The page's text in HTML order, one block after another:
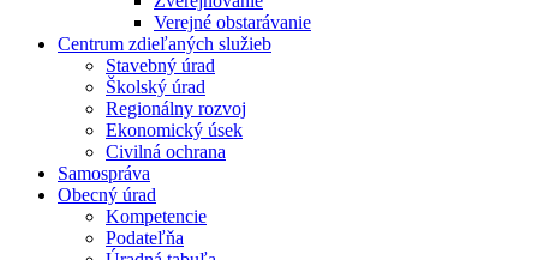
Verejné obstarávanie
Centrum zdieľaných služieb
Stavebný úrad
Školský úrad
Regionálny rozvoj
Ekonomický úsek
Civilná ochrana
Samospráva
Obecný úrad
Kompetencie
Podateľňa